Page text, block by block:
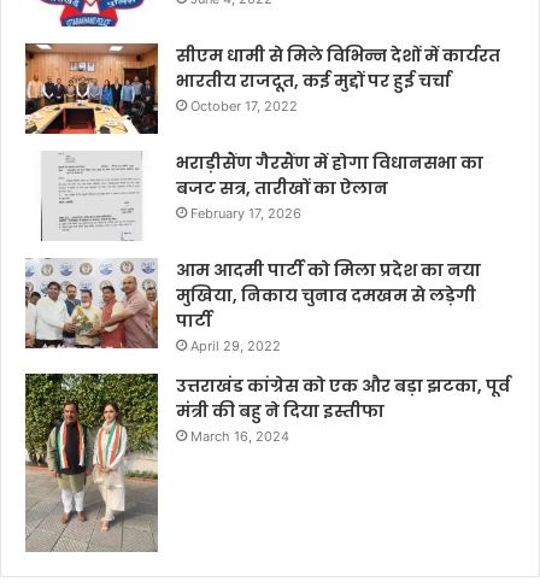
सीएम धामी से मिले विभिन्न देशों में कार्यरत
भारतीय राजदूत, कई मुद्दों पर हुई चर्चा
October 17, 2022
भराड़ीसैंण गैरसैंण में होगा विधानसभा का
बजट सत्र, तारीखों का ऐलान
February 17, 2026
आम आदमी पार्टी को मिला प्रदेश का नया
मुखिया, निकाय चुनाव दमखम से लड़ेगी
पार्टी
April 29, 2022
उत्तराखंड कांग्रेस को एक और बड़ा झटका, पूर्व
मंत्री की बहु ने दिया इस्तीफा
March 16, 2024